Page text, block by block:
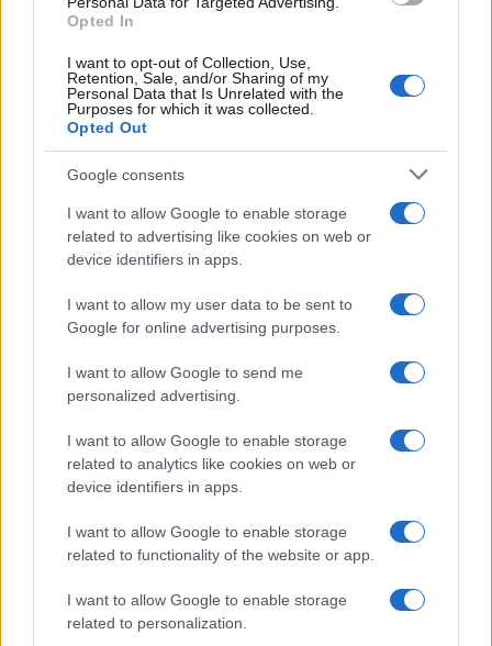
Opted In
I want to opt-out of Collection, Use,
Retention, Sale, and/or Sharing of my
Personal Data that Is Unrelated with the
Purposes for which it was collected.
Opted Out
Google consents
I want to allow Google to enable storage
related to advertising like cookies on web or
device identifiers in apps.
I want to allow my user data to be sent to
Google for online advertising purposes.
I want to allow Google to send me
personalized advertising.
I want to allow Google to enable storage
related to analytics like cookies on web or
device identifiers in apps.
I want to allow Google to enable storage
related to functionality of the website or app.
I want to allow Google to enable storage
related to personalization.
Cómo la crisis de refino está afectando los precios de la
gasolina y el diésel
Lucía Herrera · 7 Ago 2026
Intervención conjunta de Japón y EE.UU. para frenar la caída